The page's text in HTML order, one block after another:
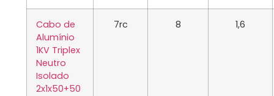
Cabo de
Alumínio
1KV Triplex
Neutro
Isolado
2x1x50+50
7rc 8 1,6